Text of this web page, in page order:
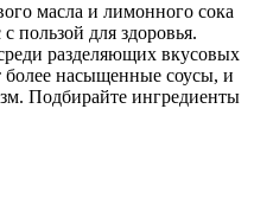
масла и лимонного сока
для здоровья.
разделяющих вкусовых
более насыщенные соусы, и
Подбирайте ингредиенты